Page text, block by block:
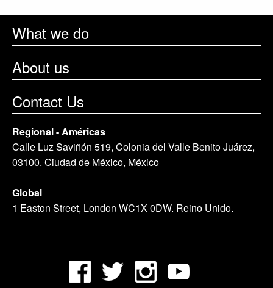
What we do
About us
Contact Us
Regional - Américas
Calle Luz Saviñón 519, Colonia del Valle Benito Juárez,
03100. Ciudad de México, México
Global
1 Easton Street, London WC1X 0DW. Reino Unido.